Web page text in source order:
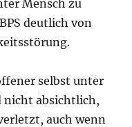
Mensch zu
deutlich von
selbst unter
nicht absichtlich,
auch wenn